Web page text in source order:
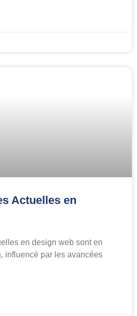
Actuelles en
en design web sont en
influencé par les avancées